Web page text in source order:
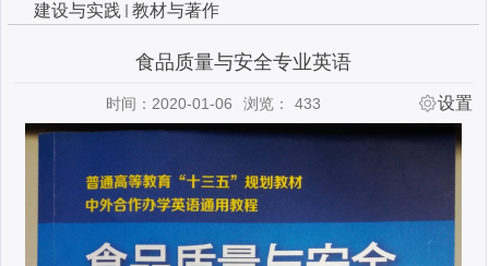
建设与实践
教材与著作
食品质量与安全专业英语
时间：2020-01-06 浏览： 433 设置